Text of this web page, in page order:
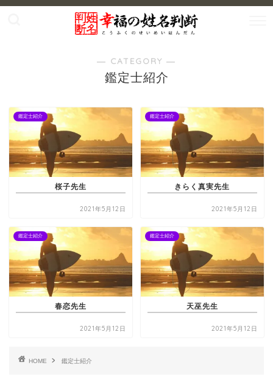
― CATEGORY ―
鑑定士紹介
鑑定士紹介
桜子先生
2021年5月12日
鑑定士紹介
きらく真実先生
2021年5月12日
鑑定士紹介
春恋先生
2021年5月12日
鑑定士紹介
天巫先生
2021年5月12日
HOME 鑑定士紹介